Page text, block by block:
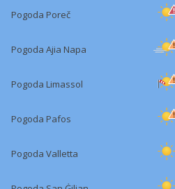
Pogoda Poreč
Pogoda Ajia Napa
Pogoda Limassol
Pogoda Pafos
Pogoda Valletta